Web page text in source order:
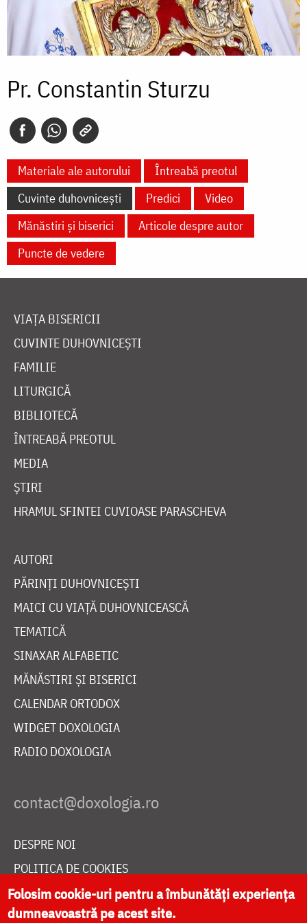
Pr. Constantin Sturzu
Materiale ale autorului
Întreabă preotul
Cuvinte duhovnicești
Predici
Video
Mănăstiri și biserici
Articole despre autor
Puncte de vedere
VIAȚA BISERICII
CUVINTE DUHOVNICEȘTI
FAMILIE
LITURGICĂ
BIBLIOTECĂ
ÎNTREABĂ PREOTUL
MEDIA
ȘTIRI
HRAMUL SFINTEI CUVIOASE PARASCHEVA
AUTORI
PĂRINȚI DUHOVNICEȘTI
MAICI CU VIAȚĂ DUHOVNICEASCĂ
TEMATICĂ
SINAXAR ALFABETIC
MĂNĂSTIRI ȘI BISERICI
CALENDAR ORTODOX
WIDGET DOXOLOGIA
RADIO DOXOLOGIA
DESPRE NOI
POLITICA DE COOKIES
DONEAZĂ ONLINE PENTRU CATEDRALA NAȚIONALĂ
Folosim cookie-uri pentru a îmbunătăți experiența
dumneavoastră pe acest site.